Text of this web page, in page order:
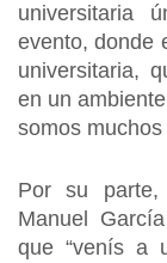
universitaria
evento, donde
universitaria,
en un
somos
Por su parte,
Manuel
que “venís a